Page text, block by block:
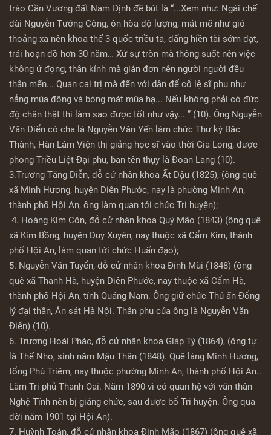
trào Cần Vương đất Nam Định đề bút là “...Xem như: Ngài chế
đài Nguyễn Tướng Công, ôn hòa độ lượng, mát mẽ như gió
thoảng xa nên khoa thế 3 quốc triều ta, đấng hiền tài sớm đạt,
trải hoạn đồ hơn 30 năm… Xử sự tròn mà thông suốt nên việc
không ứ đọng, thận kính mà giản đơn nên người người đều
thân mến... Quan cai trị mà đến với dân để cổ lệ sĩ phu như
nắng mùa đông và bóng mát mùa hạ... Nếu không phải có đức
độ chân thật thì làm sao được tốt như vậy... ” (10). Ông Nguyễn
Văn Điển có cha là Nguyễn Văn Yến làm chức Thư ký Bắc
Thành, Hàn Lâm Viện thị giảng học sĩ vào thời Gia Long, được
phong Triều Liệt Đại phu, ban tên thụy là Đoan Lang (10).
3.Trương Tăng Diễn, đỗ cử nhân khoa Ất Dậu (1825), (ông quê
xã Minh Hương, huyện Diên Phước, nay là phường Minh An,
thành phố Hội An, ông làm quan tới chức Tri huyện);
4. Hoàng Kim Côn, đỗ cử nhân khoa Quý Mão (1843) (ông quê
xã Kim Bồng, huyện Duy Xuyên, nay thuộc xã Cẩm Kim, thành
phố Hội An, làm quan tới chức Huấn đạo);
5. Nguyễn Văn Tuyển, đỗ cử nhân khoa Đinh Mùi (1848) (ông
quê xã Thanh Hà, huyện Diên Phước, nay thuộc xã Cẩm Hà,
thành phố Hội An, tỉnh Quảng Nam. Ông giữ chức Thủ ấn Đổng
lý đại thần, Án sát Hà Nội. Thân phụ của ông là Nguyễn Văn
Điển) (10).
6. Trương Hoài Phác, đỗ cử nhân khoa Giáp Tý (1864), (ông tự
là Thế Nho, sinh năm Mậu Thân (1848). Quê làng Minh Hương,
tổng Phú Triêm, nay thuộc phường Minh An, thành phố Hội An..
Làm Tri phủ Thanh Oai. Năm 1890 vì có quan hệ với văn thân
Nghệ Tĩnh nên bị giáng chức, sau được bổ Tri huyện. Ông qua
đời năm 1901 tại Hội An).
7. Huỳnh Toản, đỗ cử nhân khoa Đinh Mão (1867) (ông quê xã